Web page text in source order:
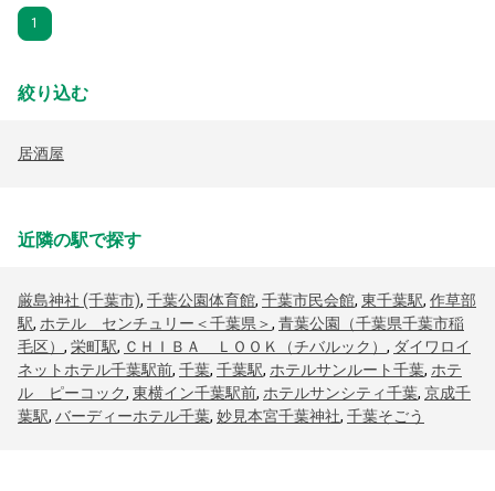
1
絞り込む
居酒屋
近隣の駅で探す
厳島神社 (千葉市), 千葉公園体育館, 千葉市民会館, 東千葉駅, 作草部
駅, ホテル センチュリー＜千葉県＞, 青葉公園（千葉県千葉市稲
毛区） , 栄町駅, ＣＨＩＢＡ ＬＯＯＫ（チバルック） , ダイワロイ
ネットホテル千葉駅前, 千葉, 千葉駅, ホテルサンルート千葉, ホテ
ル ピーコック, 東横イン千葉駅前, ホテルサンシティ千葉, 京成千
葉駅, バーディーホテル千葉, 妙見本宮千葉神社, 千葉そごう